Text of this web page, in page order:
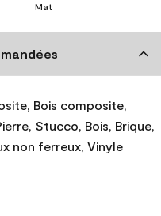
Mat
Bois composite,
Stucco, Bois, Brique,
non ferreux, Vinyle